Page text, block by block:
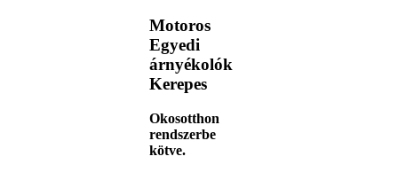
Motoros
Egyedi
árnyékolók
Kerepes
Okosotthon
rendszerbe
kötve.